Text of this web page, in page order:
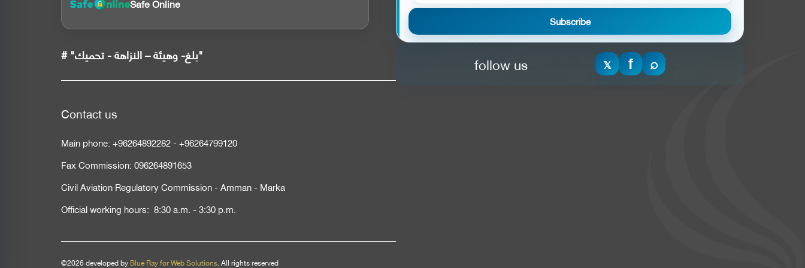
# "بلغ- وهيئة – النزاهة - تحميك"
Contact us
Main phone:+96264892282-+96264799120
Fax Commission:096264891653
Civil Aviation Regulatory Commission - Amman - Marka
Official working hours: 8:30 a.m. - 3:30 p.m.
©2026 developed byBlue Ray for Web Solutions. All rights reserved
follow us